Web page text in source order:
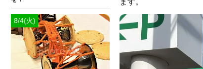
8/4(火)